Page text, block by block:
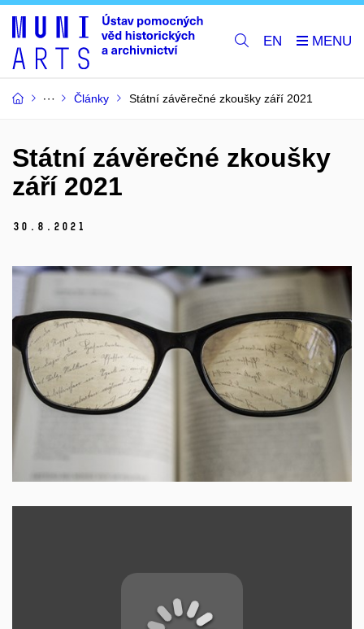
EN
Články Státní závěrečné zkoušky září 2021
Státní závěrečné zkoušky
září 2021
30. 8. 2021